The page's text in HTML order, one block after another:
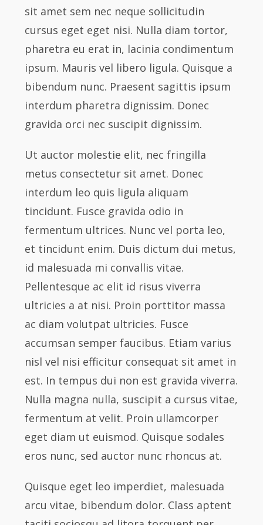
sit amet sem nec neque sollicitudin
cursus eget eget nisi. Nulla diam tortor,
pharetra eu erat in, lacinia condimentum
ipsum. Mauris vel libero ligula. Quisque a
bibendum nunc. Praesent sagittis ipsum
interdum pharetra dignissim. Donec
gravida orci nec suscipit dignissim.
Ut auctor molestie elit, nec fringilla
metus consectetur sit amet. Donec
interdum leo quis ligula aliquam
tincidunt. Fusce gravida odio in
fermentum ultrices. Nunc vel porta leo,
et tincidunt enim. Duis dictum dui metus,
id malesuada mi convallis vitae.
Pellentesque ac elit id risus viverra
ultricies a at nisi. Proin porttitor massa
ac diam volutpat ultricies. Fusce
accumsan semper faucibus. Etiam varius
nisl vel nisi efficitur consequat sit amet in
est. In tempus dui non est gravida viverra.
Nulla magna nulla, suscipit a cursus vitae,
fermentum at velit. Proin ullamcorper
eget diam ut euismod. Quisque sodales
eros nunc, sed auctor nunc rhoncus at.
Quisque eget leo imperdiet, malesuada
arcu vitae, bibendum dolor. Class aptent